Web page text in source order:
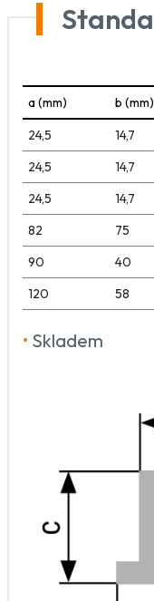
a (mm) b (mm)
24,5
14,7
24,5
14,7
24,5
14,7
82
75
90
40
120
58
• Skladem